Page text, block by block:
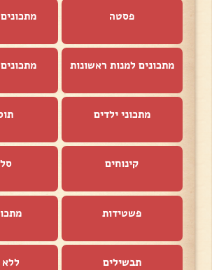
פסטה
מתכונים למנות ראשונות
מתכוני ילדים
קינוחים
פשטידות
תבשילים ללא